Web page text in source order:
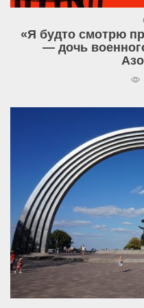
«Я будто смотрю
— дочь